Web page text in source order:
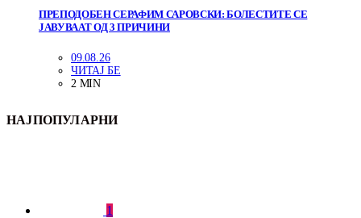
ПРЕПОДОБЕН СЕРАФИМ САРОВСКИ: БОЛЕСТИТЕ СЕ
ЈАВУВААТ ОД 3 ПРИЧИНИ
09.08.26
ЧИТАЈ БЕ
2 MIN
НАЈПОПУЛАРНИ
1